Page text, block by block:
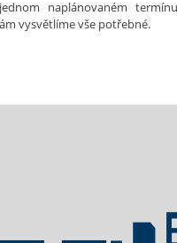
naplánovaném
vysvětlíme vše potřebné.